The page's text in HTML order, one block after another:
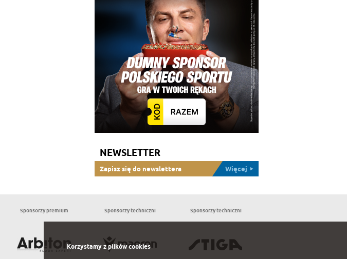
NEWSLETTER
Zapisz się do newslettera Więcej
Sponsorzy premium Sponsorzy techniczni Sponsorzy techniczni
Korzystamy z plików cookies